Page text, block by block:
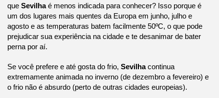
que Sevilhaé menos indicada para conhecer? Isso porque é
um dos lugares mais quentes da Europa em junho, julho e
agosto e as temperaturas batem facilmente 50ºC, o que pode
prejudicar sua experiência na cidade e te desanimar de bater
perna por aí.
Se você prefere e até gosta do frio, Sevilhacontinua
extremamente animada no inverno (de dezembro a fevereiro) e
o frio não é absurdo (perto de outras cidades europeias).